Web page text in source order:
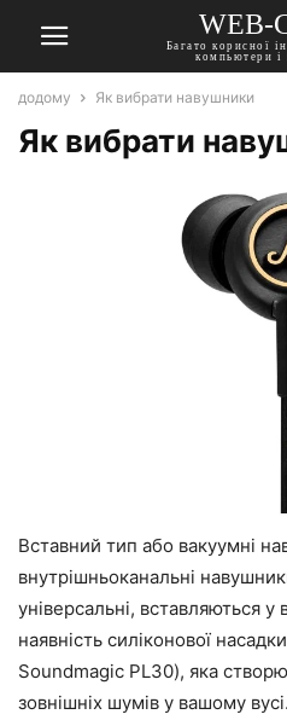
WEB-
Багато корисної
компьютери і
додому Як вибрати навушники
Як вибрати
Вставний тип або вакуумні
внутрішньоканальні
універсальні, вставляються у
наявність силіконової
Soundmagic PL30), яка
зовнішніх шумів у вашому